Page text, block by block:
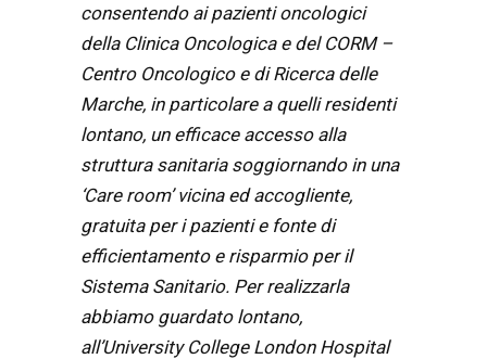
consentendo ai pazienti oncologici
della Clinica Oncologica e del CORM –
Centro Oncologico e di Ricerca delle
Marche, in particolare a quelli residenti
lontano, un efficace accesso alla
struttura sanitaria soggiornando in una
‘Care room’ vicina ed accogliente,
gratuita per i pazienti e fonte di
efficientamento e risparmio per il
Sistema Sanitario. Per realizzarla
abbiamo guardato lontano,
all’University College London Hospital